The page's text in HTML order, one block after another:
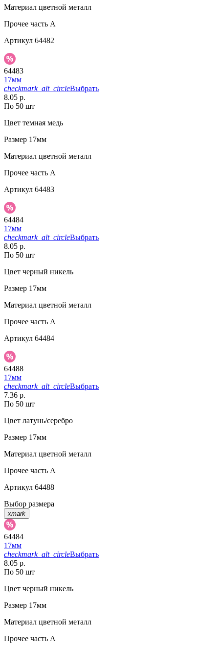
Материал цветной металл
Прочее часть A
Артикул 64482
64483
17мм
checkmark_alt_circleВыбрать
8.05 р.
По 50 шт
Цвет темная медь
Размер 17мм
Материал цветной металл
Прочее часть A
Артикул 64483
64484
17мм
checkmark_alt_circleВыбрать
8.05 р.
По 50 шт
Цвет черный никель
Размер 17мм
Материал цветной металл
Прочее часть A
Артикул 64484
64488
17мм
checkmark_alt_circleВыбрать
7.36 р.
По 50 шт
Цвет латунь/серебро
Размер 17мм
Материал цветной металл
Прочее часть A
Артикул 64488
Выбор размера
xmark
64484
17мм
checkmark_alt_circleВыбрать
8.05 р.
По 50 шт
Цвет черный никель
Размер 17мм
Материал цветной металл
Прочее часть A